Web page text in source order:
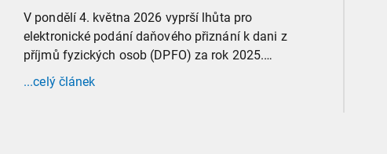
V pondělí 4. května 2026 vyprší lhůta pro
elektronické podání daňového přiznání k dani z
příjmů fyzických osob (DPFO) za rok 2025.
Zaměříme se detailně na to, kde leží hranice
povinnosti přiznání podat, jaké jsou nejčastější
...celý článek